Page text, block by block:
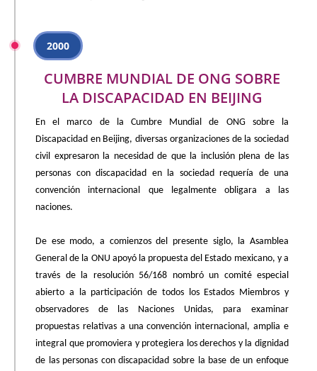
CUMBRE MUNDIAL DE ONG SOBRE
LA DISCAPACIDAD EN BEIJING
En el marco de la Cumbre Mundial de ONG sobre la
Discapacidad en Beijing, diversas organizaciones de la sociedad
civil expresaron la necesidad de que la inclusión plena de las
personas con discapacidad en la sociedad requería de una
convención internacional que legalmente obligara a las
naciones.
De ese modo, a comienzos del presente siglo, la Asamblea
General de la ONU apoyó la propuesta del Estado mexicano, y a
través de la resolución 56/168 nombró un comité especial
abierto a la participación de todos los Estados Miembros y
observadores de las Naciones Unidas, para examinar
propuestas relativas a una convención internacional, amplia e
integral que promoviera y protegiera los derechos y la dignidad
de las personas con discapacidad sobre la base de un enfoque
2000